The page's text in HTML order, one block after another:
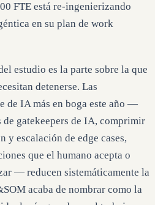
FTE está re-ingenierizando
en su plan de work
estudio es la parte sobre la que
detenerse. Las
de IA más en boga este año —
de gatekeepers de IA, comprimir
y escalación de edge cases,
que el humano acepta o
— reducen sistemáticamente la
acaba de nombrar como la